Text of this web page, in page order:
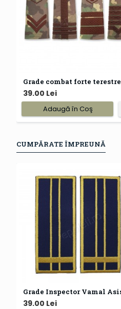
Grade combat forte terestre
39.00 Lei
Adaugă în Coş
CUMPĂRATE ÎMPREUNĂ
39.00 Lei